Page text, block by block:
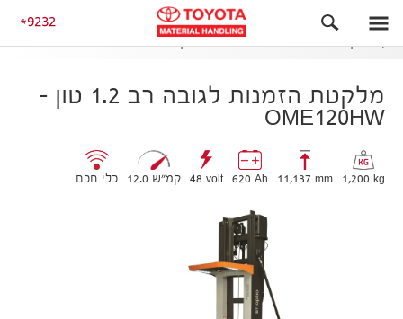
9232
ליקוט בגובה רב
מלקטת הזמנות לגובה רב 1.2 טון – OME120HW
מלקטת הזמנות לגובה רב 1.2 טון –
OME120HW
1,200 kg
11,137 mm
620 Ah
48 volt 12.0 קמ״ש כלי חכם